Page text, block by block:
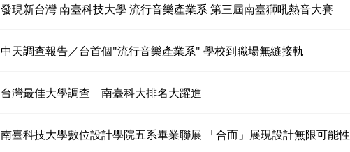
發現新台灣 南臺科技大學 流行音樂產業系 第三屆南臺獅吼熱音大賽
中天調查報告／台首個"流行音樂產業系" 學校到職場無縫接軌
台灣最佳大學調查 南臺科大排名大躍進
南臺科技大學數位設計學院五系畢業聯展 「合而」展現設計無限可能性